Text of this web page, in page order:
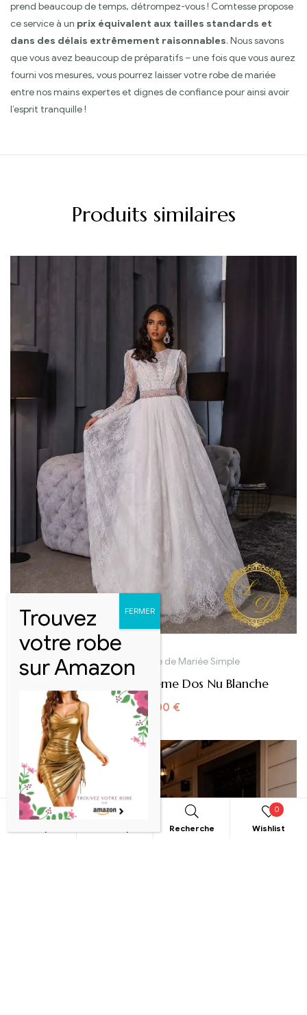
prend beaucoup de temps, détrompez-vous ! Comtesse propose
ce service à un prix équivalent aux tailles standards et
dans des délais extrêmement raisonnables. Nous savons
que vous avez beaucoup de préparatifs – une fois que vous aurez
fourni vos mesures, vous pourrez laisser votre robe de mariée
entre nos mains expertes et dignes de confiance pour ainsi avoir
l’esprit tranquille !
Produits similaires
Robe de mariée Robe de Mariée Simple
Robe De Mariée Bohème Dos Nu Blanche
1100,00 €
Recherche Wishlist
0